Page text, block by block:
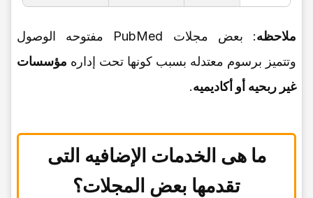
ملاحظه
: بعض مجلات PubMed مفتوحه الوصول
وتتمیز برسوم معتدله بسبب کونها تحت إداره مؤسسات
غیر ربحیه أو أکادیمیه.
ما هی الخدمات الإضافیه التی
تقدمها بعض المجلات؟